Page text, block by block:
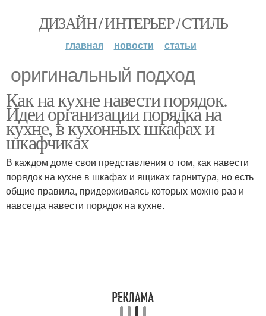
ДИЗАЙН / ИНТЕРЬЕР / СТИЛЬ
главная новости статьи
оригинальный подход
Как на кухне навести порядок.
Идеи организации порядка на
кухне, в кухонных шкафах и
шкафчиках
В каждом доме свои представления о том, как навести
порядок на кухне в шкафах и ящиках гарнитура, но есть
общие правила, придерживаясь которых можно раз и
навсегда навести порядок на кухне.